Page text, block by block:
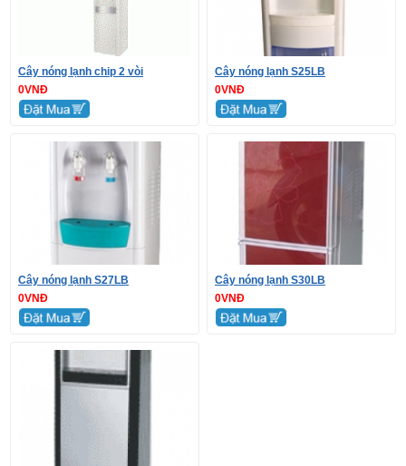
Cây nóng lạnh chip 2 vòi
0VNĐ
Cây nóng lạnh S25LB
0VNĐ
Cây nóng lạnh S27LB
0VNĐ
Cây nóng lạnh S30LB
0VNĐ